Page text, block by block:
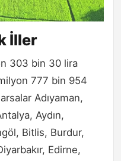
İller
303 bin 30 lira
777 bin 954
Adıyaman,
Aydın,
Bitlis, Burdur,
Edirne,